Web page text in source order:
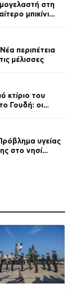
στη
μπικίνι
περιπέτεια
μέλισσες
κτίριο του
Γουδή: οι
και σοβαρών
υγείας
στο νησί